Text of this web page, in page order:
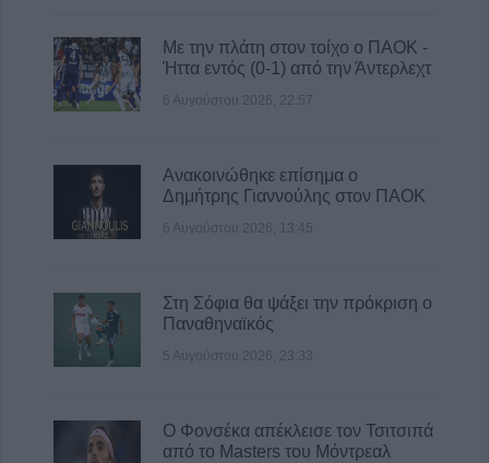
Με την πλάτη στον τοίχο ο ΠΑΟΚ -
Ήττα εντός (0-1) από την Άντερλεχτ
6 Αυγούστου 2026, 22:57
Ανακοινώθηκε επίσημα ο
Δημήτρης Γιαννούλης στον ΠΑΟΚ
6 Αυγούστου 2026, 13:45
Στη Σόφια θα ψάξει την πρόκριση ο
Παναθηναϊκός
5 Αυγούστου 2026, 23:33
Ο Φονσέκα απέκλεισε τον Τσιτσιπά
από το Masters του Μόντρεαλ